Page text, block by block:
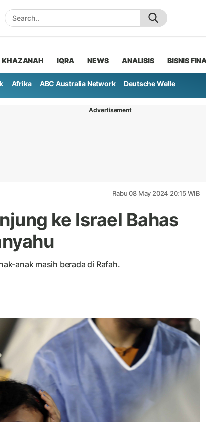
KHAZANAH IQRA NEWS ANALISIS BISNIS
Afrika ABC Australia Network Deutsche Welle
Advertisement
Rabu 08 May 2024 20:15 WIB
ke Israel Bahas
anak masih berada di Rafah.